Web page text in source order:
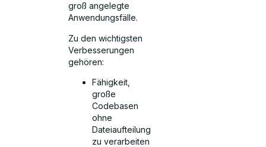
groß angelegte
Anwendungsfälle.
Zu den wichtigsten
Verbesserungen
gehören:
Fähigkeit,
große
Codebasen
ohne
Dateiaufteilung
zu verarbeiten